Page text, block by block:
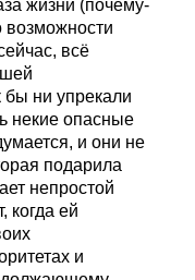
жизни (почему-
возможности
всё
бы ни упрекали
некие опасные
и они не
подарила
непростой
когда ей
и